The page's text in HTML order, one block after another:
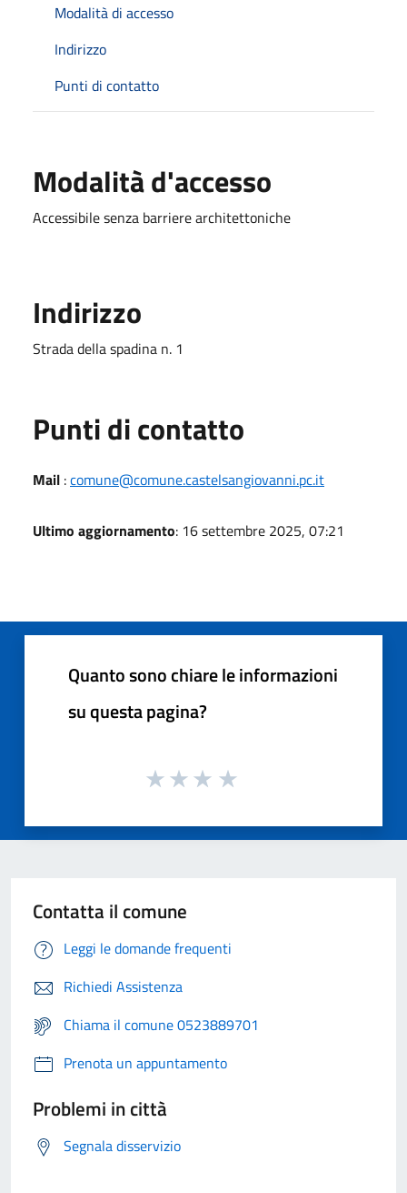
Modalità di accesso
Indirizzo
Punti di contatto
Modalità d'accesso
Accessibile senza barriere architettoniche
Indirizzo
Strada della spadina n. 1
Punti di contatto
Mail :comune@comune.castelsangiovanni.pc.it
Ultimo aggiornamento: 16 settembre 2025, 07:21
Quanto sono chiare le informazioni
su questa pagina?
Contatta il comune
Leggi le domande frequenti
Richiedi Assistenza
Chiama il comune 0523889701
Prenota un appuntamento
Problemi in città
Segnala disservizio